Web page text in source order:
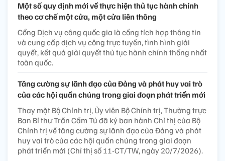
Một số quy định mới về thực hiện thủ tục hành chính
theo cơ chế một cửa, một cửa liên thông
Cổng Dịch vụ công quốc gia là cổng tích hợp thông tin
và cung cấp dịch vụ công trực tuyến, tình hình giải
quyết, kết quả giải quyết thủ tục hành chính thống nhất
toàn quốc.
Tăng cường sự lãnh đạo của Đảng và phát huy vai trò
của các hội quần chúng trong giai đoạn phát triển mới
Thay mặt Bộ Chính trị, Ủy viên Bộ Chính trị, Thường trực
Ban Bí thư Trần Cẩm Tú đã ký ban hành Chỉ thị của Bộ
Chính trị về tăng cường sự lãnh đạo của Đảng và phát
huy vai trò của các hội quần chúng trong giai đoạn
phát triển mới (Chỉ thị số 11-CT/TW, ngày 20/7/2026).